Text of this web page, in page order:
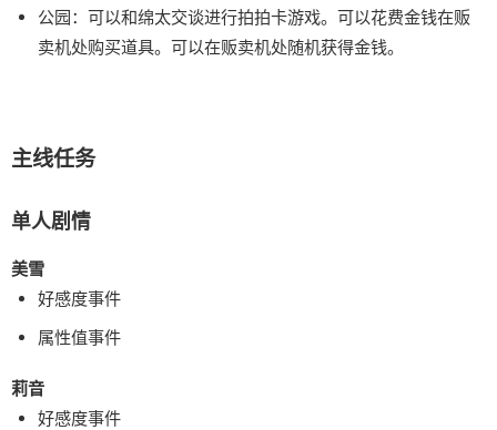
公园：可以和绵太交谈进行拍拍卡游戏。可以花费金钱在贩
卖机处购买道具。可以在贩卖机处随机获得金钱。
主线任务
单人剧情
美雪
好感度事件
属性值事件
莉音
好感度事件